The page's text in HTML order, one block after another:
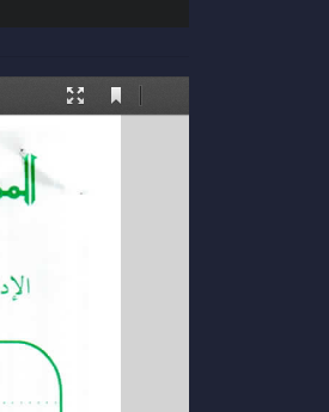
Presentation Current
Tools